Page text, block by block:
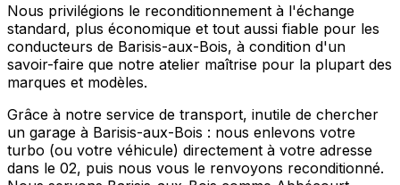
Nous privilégions le reconditionnement à l'échange
standard, plus économique et tout aussi fiable pour les
conducteurs de Barisis-aux-Bois, à condition d'un
savoir-faire que notre atelier maîtrise pour la plupart des
marques et modèles.
Grâce à notre service de transport, inutile de chercher
un garage à Barisis-aux-Bois : nous enlevons votre
turbo (ou votre véhicule) directement à votre adresse
dans le 02, puis nous vous le renvoyons reconditionné.